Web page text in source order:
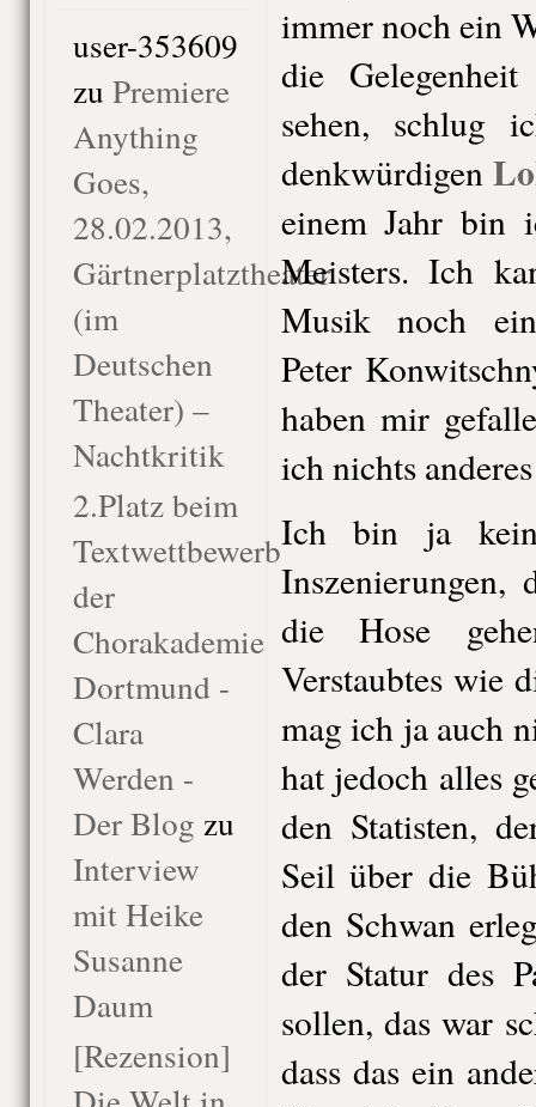
user-353609
zu Premiere
Anything
Goes,
28.02.2013,
Gärtnerplatztheater
(im
Deutschen
Theater) –
Nachtkritik
2.Platz beim
Textwettbewerb
der
Chorakademie
Dortmund -
Clara
Werden -
Der Blog zu
Interview
mit Heike
Susanne
Daum
[Rezension]
immer noch ein
die
sehen, schlug
denkwürdigen
einem Jahr bin
Meisters. Ich
Musik noch
Peter
haben mir
ich nichts
Ich bin ja
die Hose
Verstaubtes wie
mag ich ja auch
hat jedoch alles
den Statisten,
Seil über die
den Schwan
der Statur des
sollen, das war
dass das ein